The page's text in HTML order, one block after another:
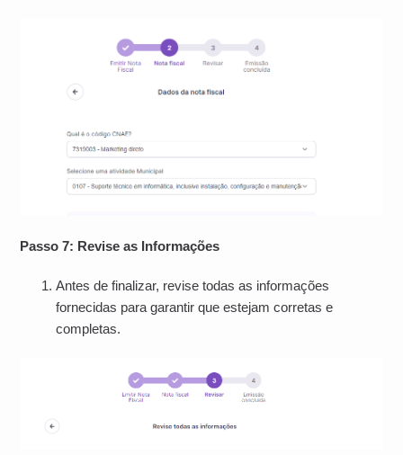
Passo 7: Revise as Informações
Antes de finalizar, revise todas as informações
fornecidas para garantir que estejam corretas e
completas.